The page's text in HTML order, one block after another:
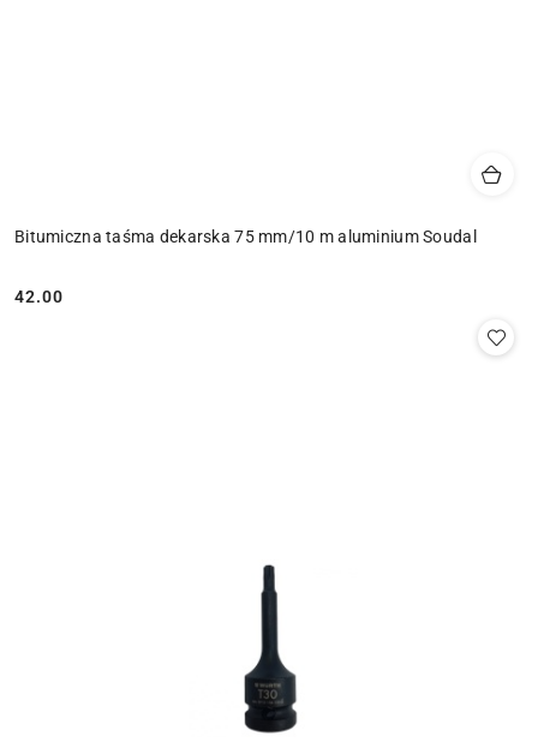
Bitumiczna taśma dekarska 75 mm/10 m aluminium Soudal
Cena:
42.00